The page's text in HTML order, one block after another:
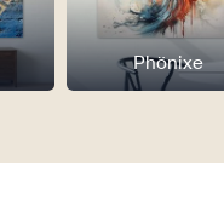
Phönixe